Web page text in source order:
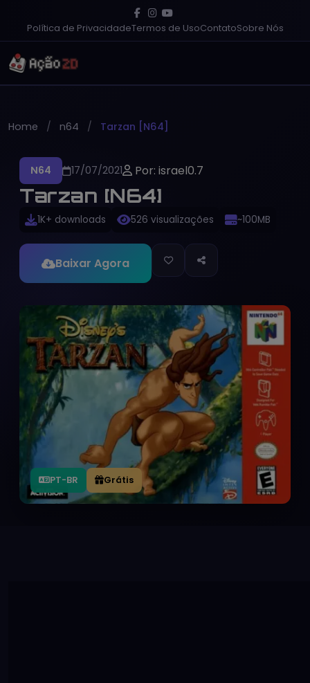
Política de PrivacidadeTermos de UsoContatoSobre Nós
Home n64 Tarzan [N64]
N64 17/07/2021 Por: israel0.7
Tarzan [N64]
1K+ downloads 526 visualizações ~100MB
Baixar Agora
PT-BR Grátis